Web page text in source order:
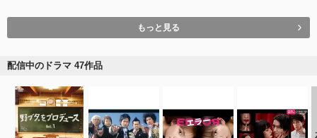
もっと見る
配信中のドラマ 47作品